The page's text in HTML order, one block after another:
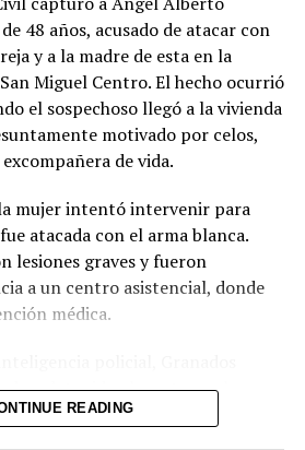
48 años, acusado de atacar con
y a la madre de esta en la
Miguel Centro. El hecho ocurrió
el sospechoso llegó a la vivienda
motivado por celos,
de vida.
mujer intentó intervenir para
atacada con el arma blanca.
lesiones graves y fueron
a un centro asistencial, donde
médica.
y detenido el martes en la
del mismo municipio. El
READING